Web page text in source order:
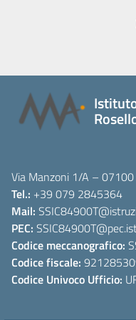
Via Manzoni 1/A – 07100
Tel.: +39 079 2845364
Mail: SSIC84900T
PEC: SSIC84900T
Codice meccanografico:
Codice fiscale:
Codice Univoco Ufficio: